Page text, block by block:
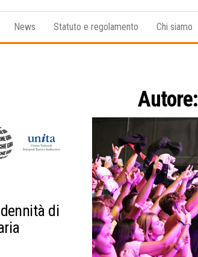
News Statuto e regolamento Chi siamo
Autore:
di